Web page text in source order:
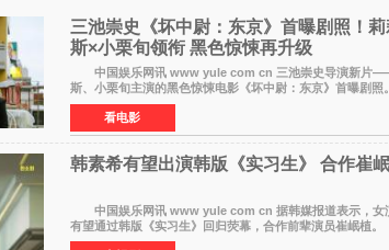
三池崇史《坏中尉：东京》首曝剧照！莉
斯×小栗旬领衔 黑色惊悚再升级
中国娱乐网讯 www yule com cn 三池崇史导演新片
斯、小栗旬主演的黑色惊悚电影《坏中尉：东京》首曝剧照
费拉拉&times;哈威·凯特尔的1992年《坏中尉》和沃纳·赫
看电影
韩素希有望出演韩版《实习生》 合作崔
中国娱乐网讯 www yule com cn 据韩媒报道表示，女演员韩素希
有望通过韩版《实习生》回归荧幕，合作前辈演员崔岷
息表示，演员韩素希目前已经结束了电视剧《Y计划》的拍摄